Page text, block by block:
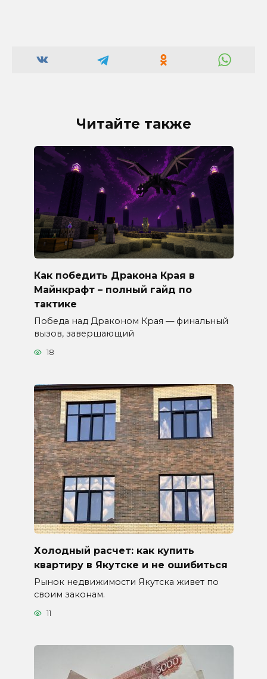
Читайте также
Как победить Дракона Края в
Майнкрафт – полный гайд по
тактике
Победа над Драконом Края — финальный
вызов, завершающий
18
Холодный расчет: как купить
квартиру в Якутске и не ошибиться
Рынок недвижимости Якутска живет по
своим законам.
11